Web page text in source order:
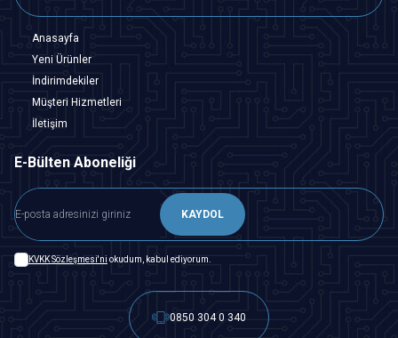
Anasayfa
Yeni Ürünler
İndirimdekiler
Müşteri Hizmetleri
İletişim
E-Bülten Aboneliği
KAYDOL
KVKK Sözleşmesi'ni okudum, kabul ediyorum.
0850 304 0 340